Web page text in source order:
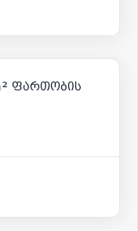
6 096 | m² 12
ფართობის